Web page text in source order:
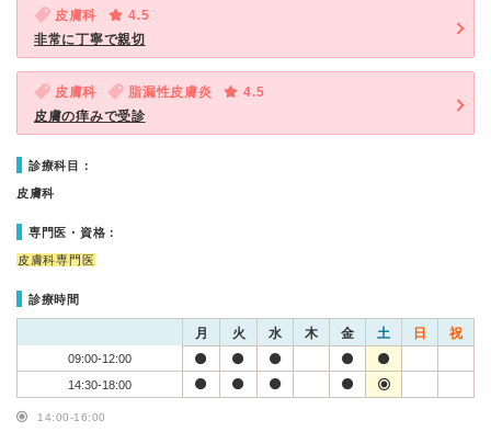
皮膚科
4.5
非常に丁寧で親切
皮膚科 脂漏性皮膚炎
4.5
皮膚の痒みで受診
診療科目：
皮膚科
専門医・資格：
皮膚科専門医
診療時間
月 火 水 木 金 土 日 祝
09:00-12:00
14:30-18:00
14:00-16:00